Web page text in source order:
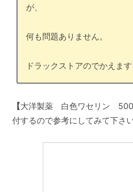
が、
何も問題ありません。
ドラックストアのでかえます
【大洋製薬 白色ワセリン
付するので参考にしてみて下さい